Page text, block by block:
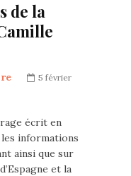
de la
5 février
écrit en
les informations
ainsi que sur
et la